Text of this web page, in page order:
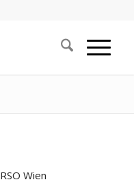
RSO Wien